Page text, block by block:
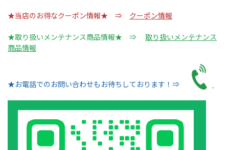
★当店のお得なクーポン情報★ ⇒ クーポン情報
★取り扱いメンテナンス商品情報★ ⇒
取り扱いメンテナンス
商品情報
★お電話でのお問い合わせもお待ちしております！⇒